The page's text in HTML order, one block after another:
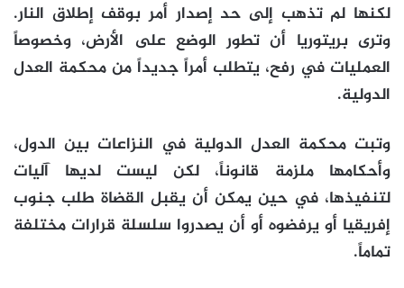
لكنها لم تذهب إلى حد إصدار أمر بوقف إطلاق النار.
وترى بريتوريا أن تطور الوضع على الأرض، وخصوصاً
العمليات في رفح، يتطلب أمراً جديداً من محكمة العدل
الدولية.
وتبت محكمة العدل الدولية في النزاعات بين الدول،
وأحكامها ملزمة قانوناً، لكن ليست لديها آليات
لتنفيذها، في حين يمكن أن يقبل القضاة طلب جنوب
إفريقيا أو يرفضوه أو أن يصدروا سلسلة قرارات مختلفة
تماماً.